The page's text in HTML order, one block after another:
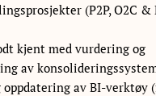
(P2P, O2C &
kjent med vurdering og
av
av BI-verktøy